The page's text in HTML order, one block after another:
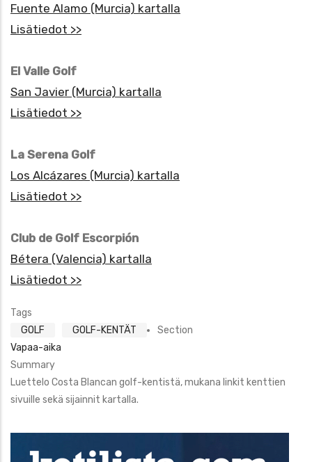
Fuente Alamo (Murcia) kartalla
Lisätiedot >>
El Valle Golf
San Javier (Murcia) kartalla
Lisätiedot >>
La Serena Golf
Los Alcázares (Murcia) kartalla
Lisätiedot >>
Club de Golf Escorpión
Bétera (Valencia) kartalla
Lisätiedot >>
Tags
GOLF
GOLF-KENTÄT
Section
Vapaa-aika
Summary
Luettelo Costa Blancan golf-kentistä, mukana linkit kenttien
sivuille sekä sijainnit kartalla.